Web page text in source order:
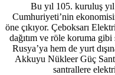
Bu yıl 105. kuruluş
Cumhuriyeti’nin
öne çıkıyor. Çeboksarı
dağıtım ve röle koruma
Rusya’ya hem de yurt
Akkuyu Nükleer Güç
santrallere